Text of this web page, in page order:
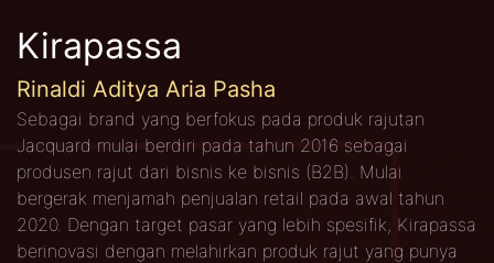
Kirapassa
Rinaldi Aditya Aria Pasha
Sebagai brand yang berfokus pada produk rajutan
Jacquard mulai berdiri pada tahun 2016 sebagai
produsen rajut dari bisnis ke bisnis (B2B). Mulai
bergerak menjamah penjualan retail pada awal tahun
2020. Dengan target pasar yang lebih spesifik, Kirapassa
berinovasi dengan melahirkan produk rajut yang punya